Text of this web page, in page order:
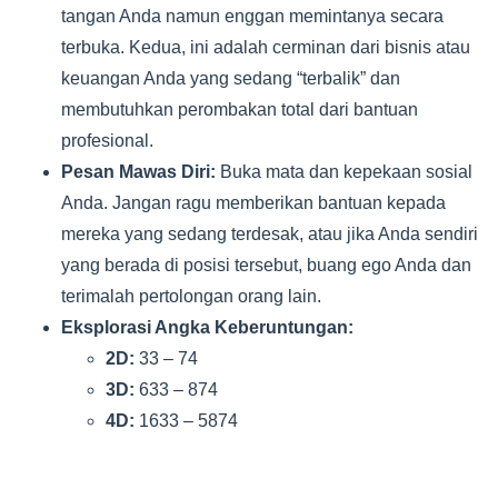
tangan Anda namun enggan memintanya secara
terbuka. Kedua, ini adalah cerminan dari bisnis atau
keuangan Anda yang sedang “terbalik” dan
membutuhkan perombakan total dari bantuan
profesional.
Pesan Mawas Diri: Buka mata dan kepekaan sosial
Anda. Jangan ragu memberikan bantuan kepada
mereka yang sedang terdesak, atau jika Anda sendiri
yang berada di posisi tersebut, buang ego Anda dan
terimalah pertolongan orang lain.
Eksplorasi Angka Keberuntungan:
2D: 33 – 74
3D: 633 – 874
4D: 1633 – 5874